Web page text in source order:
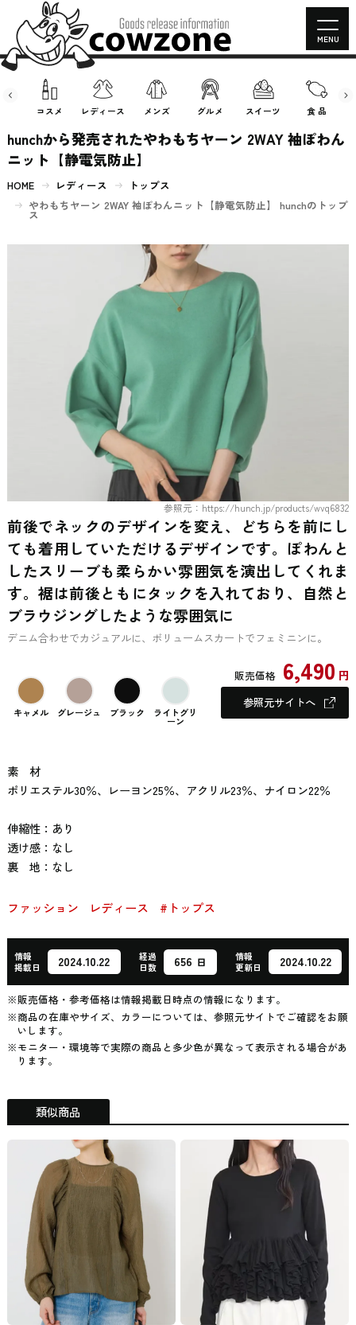
コスメ レディース メンズ グルメ スイーツ 食 品
MENU
hunchから発売されたやわもちヤーン 2WAY 袖ぽわん
ニット【静電気防止】
HOME レディース
トップス
やわもちヤーン 2WAY 袖ぽわんニット【静電気防止】 hunchのトップ
ス
参照元：https://hunch.jp/products/wvq6832
前後でネックのデザインを変え、どちらを前にし
ても着用していただけるデザインです。ぽわんと
したスリーブも柔らかい雰囲気を演出してくれま
す。裾は前後ともにタックを入れており、自然と
ブラウジングしたような雰囲気に
デニム合わせでカジュアルに、ボリュームスカートでフェミニンに。
キャメル グレージュ ブラック ライトグリ
ーン
販売価格 6,490 円
参照元サイトへ
素 材
ポリエステル30％、レーヨン25％、アクリル23％、ナイロン22％
伸縮性：あり
透け感：なし
裏 地：なし
ファッション レディース #トップス
情報
掲載日
2024.10.22
経過
日数
656 日
情報
更新日
2024.10.22
※販売価格・参考価格は情報掲載日時点の情報になります。
※商品の在庫やサイズ、カラーについては、参照元サイトでご確認をお願
いします。
※モニター・環境等で実際の商品と多少色が異なって表示される場合があ
ります。
類似商品